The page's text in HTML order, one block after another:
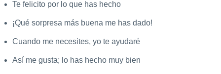
Te felicito por lo que has hecho
¡Qué sorpresa más buena me has dado!
Cuando me necesites, yo te ayudaré
Así me gusta; lo has hecho muy bien